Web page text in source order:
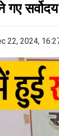
गए
22, 2024,